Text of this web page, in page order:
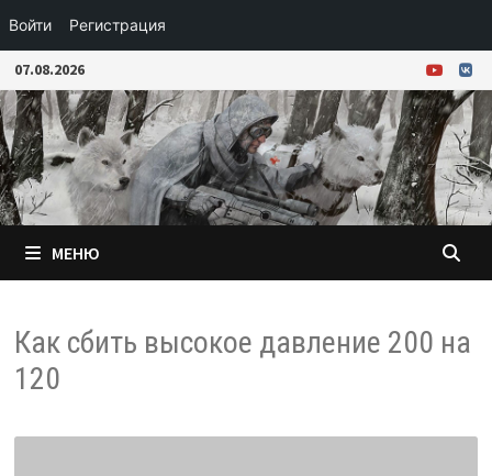
Войти Регистрация
Перейти
к
содержимому
07.08.2026
МЕНЮ
Как сбить высокое давление 200 на
120